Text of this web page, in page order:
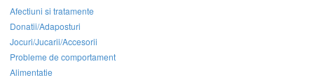
Afectiuni si tratamente
Donatii/Adaposturi
Jocuri/Jucarii/Accesorii
Probleme de comportament
Alimentatie